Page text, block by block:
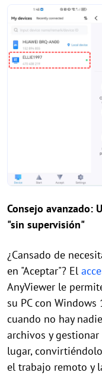
Consejo avanzado:
"sin supervisión"
¿Cansado de
en "Aceptar"? El
AnyViewer le
su PC con
cuando no hay
archivos y
lugar,
el trabajo remoto y